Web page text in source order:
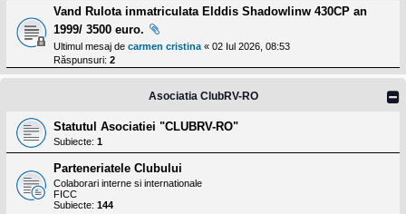
e
r
u
o
t
i
a
u
o
r
u
Vand Rulota inmatriculata Elddis Shadowlinw 430CP an
1999/ 3500 euro.
Ultimul mesaj de carmen cristina « 02 Iul 2026, 08:53
Răspunsuri: 2
Asociatia ClubRV-RO
Statutul Asociatiei "CLUBRV-RO"
Subiecte: 1
Parteneriatele Clubului
Colaborari interne si internationale
FICC
Subiecte: 144